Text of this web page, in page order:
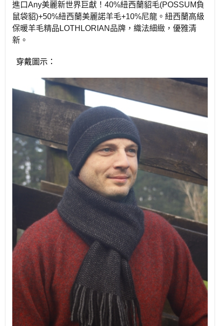
進口Any美麗新世界巨獻！40%紐西蘭貂毛(POSSUM負
鼠袋貂)+50%紐西蘭美麗諾羊毛+10%尼龍。紐西蘭高級
保暖羊毛精品LOTHLORIAN品牌，織法細緻，優雅清
新。
穿戴圖示：